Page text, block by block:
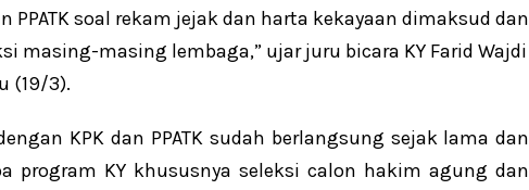
PPATK soal rekam jejak dan harta kekayaan dimaksud dan
masing-masing lembaga,” ujar juru bicara KY Farid Wajdi
(19/3).
KPK dan PPATK sudah berlangsung sejak lama dan
program KY khususnya seleksi calon hakim agung dan